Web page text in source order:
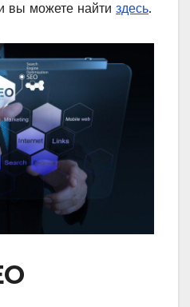
вы можете найти здесь.